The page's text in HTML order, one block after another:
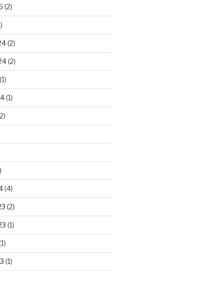
(2)
(2)
(2)
(1)
(4)
(2)
(1)
(1)